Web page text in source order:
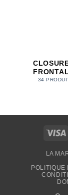
34
LA
POLITIQUE